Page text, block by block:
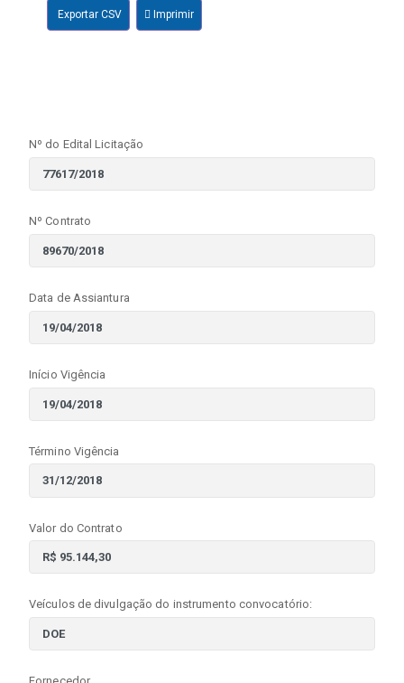
Exportar CSV Imprimir
Nº do Edital Licitação
Nº Contrato
Data de Assiantura
Início Vigência
Término Vigência
Valor do Contrato
Veículos de divulgação do instrumento convocatório: